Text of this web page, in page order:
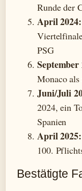
Runde der
April 2024:
PSG
September
Monaco
Juni/Juli
2024, ein
Spanien
April 2025:
100.
Bestätigte